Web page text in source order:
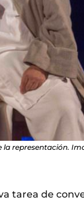
representación.
tarea de